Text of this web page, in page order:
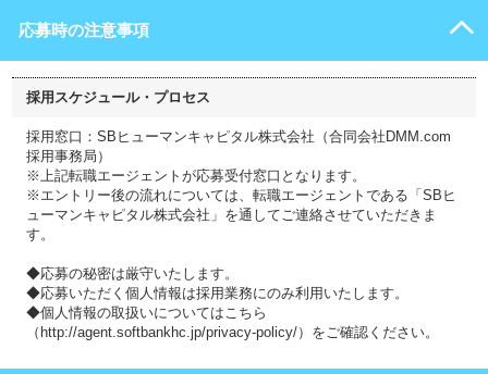
応募時の注意事項
採用スケジュール・プロセス
採用窓口：SBヒューマンキャピタル株式会社（合同会社DMM.com
採用事務局）
※上記転職エージェントが応募受付窓口となります。
※エントリー後の流れについては、転職エージェントである「SBヒ
ューマンキャピタル株式会社」を通してご連絡させていただきま
す。
◆応募の秘密は厳守いたします。
◆応募いただく個人情報は採用業務にのみ利用いたします。
◆個人情報の取扱いについてはこちら
（http://agent.softbankhc.jp/privacy-policy/）をご確認ください。